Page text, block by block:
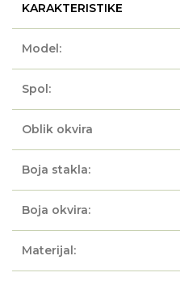
KARAKTERISTIKE
Model:
Spol:
Oblik okvira
Boja stakla:
Boja okvira:
Materijal: